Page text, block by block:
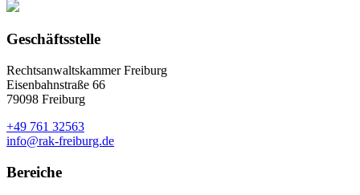
Geschäftsstelle
Rechtsanwaltskammer Freiburg
Eisenbahnstraße 66
79098 Freiburg
+49 761 32563
info@rak-freiburg.de
Bereiche